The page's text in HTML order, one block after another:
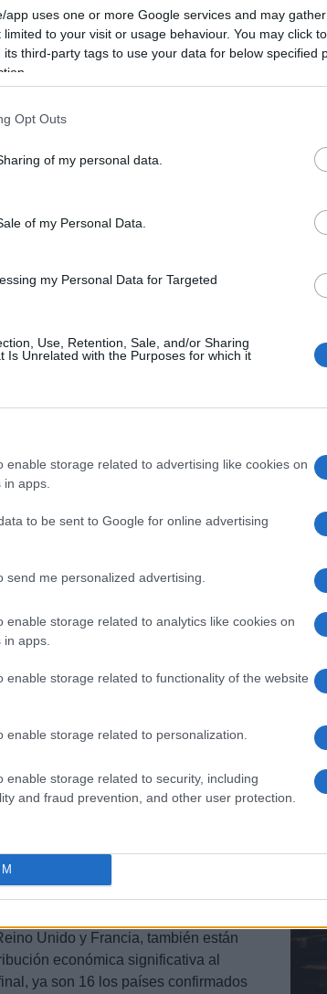
app uses one or more Google services and may
to your visit or usage behaviour. You may click
third-party tags to use your data for below specified
Opt Outs
of my personal data.
of my Personal Data.
my Personal Data for Targeted
Use, Retention, Sale, and/or Sharing
Is Unrelated with the Purposes for which it
enable storage related to advertising like cookies on
apps.
to be sent to Google for online advertising
send me personalized advertising.
enable storage related to analytics like cookies on
apps.
enable storage related to functionality of the website
enable storage related to personalization.
enable storage related to security, including
and fraud prevention, and other user protection.
a la final, mientras que 5 fueron
una gran emoción, ya que cada
artistas. Los 10 clasificados se
en la final, incluyendo al anfitrión
la final, lo que le permite exhibir su
Además, los países del Big
Unido y Francia, también están
económica significativa al
ya son 16 los países confirmados
La
de